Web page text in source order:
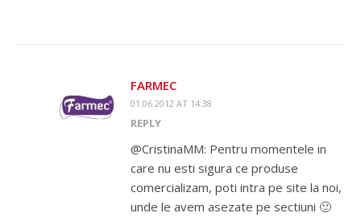
FARMEC
01.06.2012 AT 14:38
REPLY
@CristinaMM: Pentru momentele in
care nu esti sigura ce produse
comercializam, poti intra pe site la noi,
unde le avem asezate pe sectiuni 🙂